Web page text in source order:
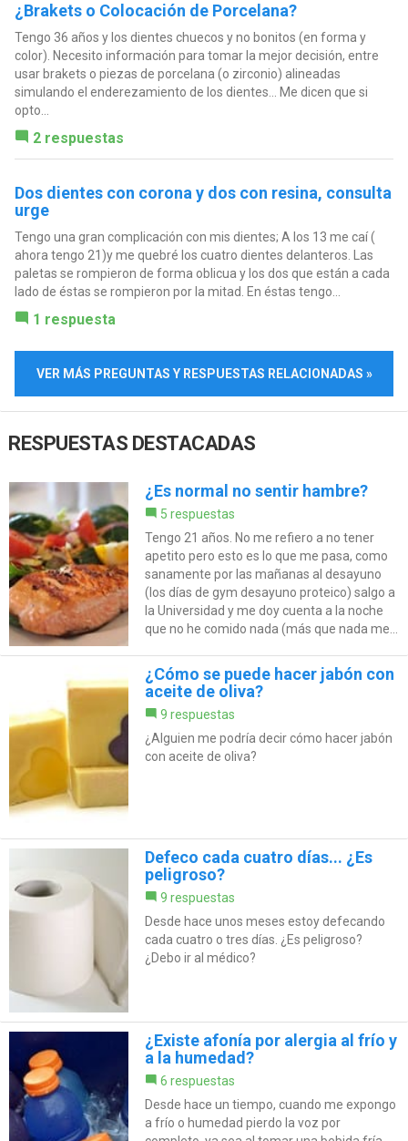
¿Brakets o Colocación de Porcelana?
Tengo 36 años y los dientes chuecos y no bonitos (en forma y
color). Necesito información para tomar la mejor decisión, entre
usar brakets o piezas de porcelana (o zirconio) alineadas
simulando el enderezamiento de los dientes... Me dicen que si
opto...
2 respuestas
Dos dientes con corona y dos con resina, consulta
urge
Tengo una gran complicación con mis dientes; A los 13 me caí (
ahora tengo 21)y me quebré los cuatro dientes delanteros. Las
paletas se rompieron de forma oblicua y los dos que están a cada
lado de éstas se rompieron por la mitad. En éstas tengo...
1 respuesta
VER MÁS PREGUNTAS Y RESPUESTAS RELACIONADAS »
RESPUESTAS DESTACADAS
¿Es normal no sentir hambre?
5 respuestas
Tengo 21 años. No me refiero a no tener
apetito pero esto es lo que me pasa, como
sanamente por las mañanas al desayuno
(los días de gym desayuno proteico) salgo a
la Universidad y me doy cuenta a la noche
que no he comido nada (más que nada me...
¿Cómo se puede hacer jabón con
aceite de oliva?
9 respuestas
¿Alguien me podría decir cómo hacer jabón
con aceite de oliva?
Defeco cada cuatro días... ¿Es
peligroso?
9 respuestas
Desde hace unos meses estoy defecando
cada cuatro o tres días. ¿Es peligroso?
¿Debo ir al médico?
¿Existe afonía por alergia al frío y
a la humedad?
6 respuestas
Desde hace un tiempo, cuando me expongo
a frío o humedad pierdo la voz por